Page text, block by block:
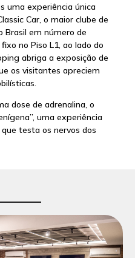
uma experiência única
Car, o maior clube de
Brasil em número de
no Piso L1, ao lado do
abriga a exposição de
os visitantes apreciem
dose de adrenalina, o
uma experiência
testa os nervos dos